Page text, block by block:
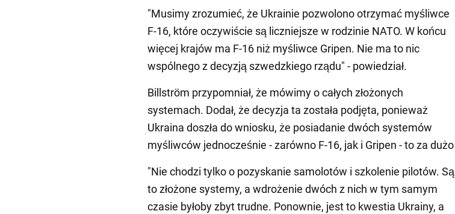
"Musimy zrozumieć, że Ukrainie pozwolono otrzymać myśliwce
F-16, które oczywiście są liczniejsze w rodzinie NATO. W końcu
więcej krajów ma F-16 niż myśliwce Gripen. Nie ma to nic
wspólnego z decyzją szwedzkiego rządu" - powiedział.
Billström przypomniał, że mówimy o całych złożonych
systemach. Dodał, że decyzja ta została podjęta, ponieważ
Ukraina doszła do wniosku, że posiadanie dwóch systemów
myśliwców jednocześnie - zarówno F-16, jak i Gripen - to za dużo
"Nie chodzi tylko o pozyskanie samolotów i szkolenie pilotów. Są
to złożone systemy, a wdrożenie dwóch z nich w tym samym
czasie byłoby zbyt trudne. Ponownie, jest to kwestia Ukrainy, a